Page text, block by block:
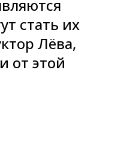
стать их
Лёва,
от этой